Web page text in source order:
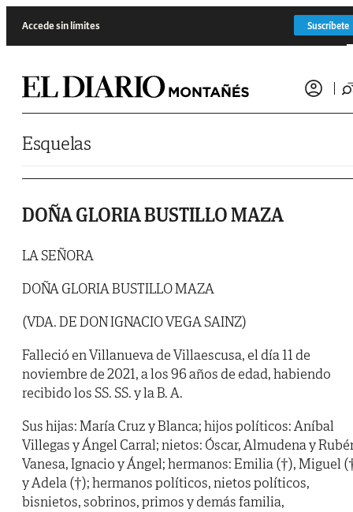
Accede sin límites Suscríbete
Esquelas
DOÑA GLORIA BUSTILLO MAZA
LA SEÑORA
DOÑA GLORIA BUSTILLO MAZA
(VDA. DE DON IGNACIO VEGA SAINZ)
Falleció en Villanueva de Villaescusa, el día 11 de
noviembre de 2021, a los 96 años de edad, habiendo
recibido los SS. SS. y la B. A.
Sus hijas: María Cruz y Blanca; hijos políticos: Aníbal
Villegas y Ángel Carral; nietos: Óscar, Almudena y
Vanesa, Ignacio y Ángel; hermanos: Emilia (†), Miguel
y Adela (†); hermanos políticos, nietos políticos,
bisnietos, sobrinos, primos y demás familia,